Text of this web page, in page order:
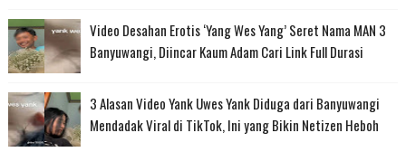
Video Desahan Erotis ‘Yang Wes Yang’ Seret Nama MAN 3
Banyuwangi, Diincar Kaum Adam Cari Link Full Durasi
3 Alasan Video Yank Uwes Yank Diduga dari Banyuwangi
Mendadak Viral di TikTok, Ini yang Bikin Netizen Heboh